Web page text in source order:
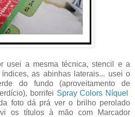
usei a mesma técnica, stencil e a
as abinhas laterais... usei o
do fundo (aproveitamento de
borrifei Spray Colors Níquel
foto dá prá ver o brilho perolado
os títulos à mão com Marcador